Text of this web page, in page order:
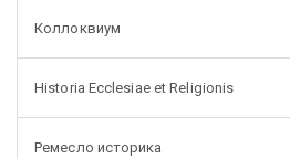
Коллоквиум
Historia Ecclesiae et Religionis
Ремесло историка